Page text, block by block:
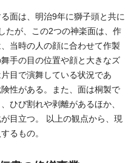
面は、明治9年に獅子頭と共に
たが、この2つの神楽面は、作
当時の人の顔に合わせて作製
手の目の位置や顔と大きなズ
目で演舞している状況であ
性がある。また、面は桐製で
ひび割れや剥離があるほか、
目立つ。 以上の観点から、現
るもの。